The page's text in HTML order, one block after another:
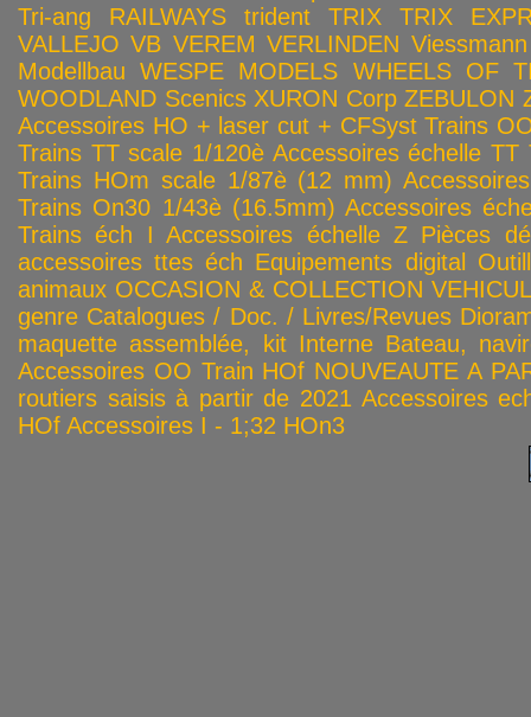
Tri-ang RAILWAYS
trident TRIX
TRIX
VALLEJO VB VEREM VERLINDEN Viessmann
Modellbau WESPE MODELS WHEELS OF
WOODLAND Scenics XURON Corp ZEBULON
Accessoires HO + laser cut + CFSyst Trains
Trains TT scale 1/120è Accessoires échelle TT
Trains HOm scale 1/87è (12 mm)
Trains On30 1/43è (16.5mm) Accessoires
Trains éch I Accessoires échelle Z Pièces
accessoires ttes éch Equipements digital
animaux OCCASION & COLLECTION
genre Catalogues / Doc. / Livres/Revues
maquette assemblée, kit Interne Bateau,
Accessoires OO Train HOf NOUVEAUTE A
routiers saisis à partir de 2021 Accessoires
HOf Accessoires I - 1;32 HOn3